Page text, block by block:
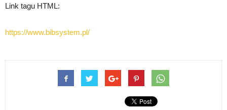
Link tagu HTML:
https://www.bibsystem.pl/